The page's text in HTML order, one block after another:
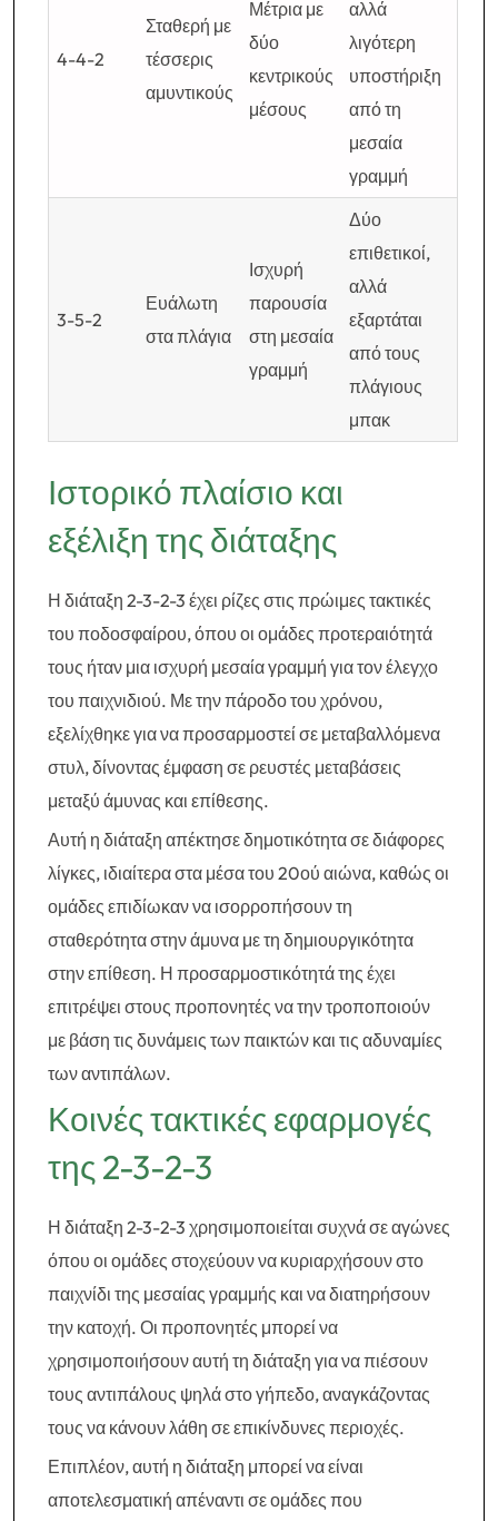
4-4-2
Σταθερή με
τέσσερις
αμυντικούς
Μέτρια με
δύο
κεντρικούς
μέσους
αλλά
λιγότερη
υποστήριξη
από τη
μεσαία
γραμμή
3-5-2
Ευάλωτη
στα πλάγια
Ισχυρή
παρουσία
στη μεσαία
γραμμή
Δύο
επιθετικοί,
αλλά
εξαρτάται
από τους
πλάγιους
μπακ
Ιστορικό πλαίσιο και
εξέλιξη της διάταξης
Η διάταξη 2-3-2-3 έχει ρίζες στις πρώιμες τακτικές
του ποδοσφαίρου, όπου οι ομάδες προτεραιότητά
τους ήταν μια ισχυρή μεσαία γραμμή για τον έλεγχο
του παιχνιδιού. Με την πάροδο του χρόνου,
εξελίχθηκε για να προσαρμοστεί σε μεταβαλλόμενα
στυλ, δίνοντας έμφαση σε ρευστές μεταβάσεις
μεταξύ άμυνας και επίθεσης.
Αυτή η διάταξη απέκτησε δημοτικότητα σε διάφορες
λίγκες, ιδιαίτερα στα μέσα του 20ού αιώνα, καθώς οι
ομάδες επιδίωκαν να ισορροπήσουν τη
σταθερότητα στην άμυνα με τη δημιουργικότητα
στην επίθεση. Η προσαρμοστικότητά της έχει
επιτρέψει στους προπονητές να την τροποποιούν
με βάση τις δυνάμεις των παικτών και τις αδυναμίες
των αντιπάλων.
Κοινές τακτικές εφαρμογές
της 2-3-2-3
Η διάταξη 2-3-2-3 χρησιμοποιείται συχνά σε αγώνες
όπου οι ομάδες στοχεύουν να κυριαρχήσουν στο
παιχνίδι της μεσαίας γραμμής και να διατηρήσουν
την κατοχή. Οι προπονητές μπορεί να
χρησιμοποιήσουν αυτή τη διάταξη για να πιέσουν
τους αντιπάλους ψηλά στο γήπεδο, αναγκάζοντας
τους να κάνουν λάθη σε επικίνδυνες περιοχές.
Επιπλέον, αυτή η διάταξη μπορεί να είναι
αποτελεσματική απέναντι σε ομάδες που